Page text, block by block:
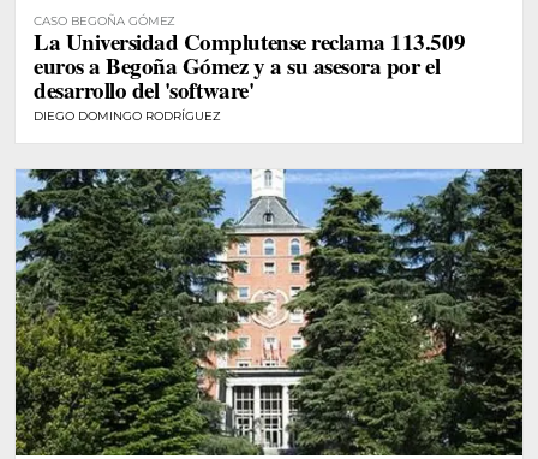
CASO BEGOÑA GÓMEZ
La Universidad Complutense reclama 113.509
euros a Begoña Gómez y a su asesora por el
desarrollo del 'software'
DIEGO DOMINGO RODRÍGUEZ